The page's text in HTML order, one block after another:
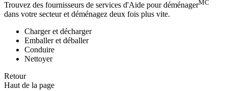
Trouvez des fournisseurs de services d'Aide pour déménagerMC
dans votre secteur et déménagez deux fois plus vite.
Charger et décharger
Emballer et déballer
Conduire
Nettoyer
Retour
Haut de la page